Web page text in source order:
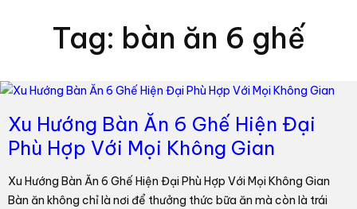
Tag: bàn ăn 6 ghế
Xu Hướng Bàn Ăn 6 Ghế Hiện Đại
Phù Hợp Với Mọi Không Gian
Xu Hướng Bàn Ăn 6 Ghế Hiện Đại Phù Hợp Với Mọi Không Gian
Bàn ăn không chỉ là nơi để thưởng thức bữa ăn mà còn là trái